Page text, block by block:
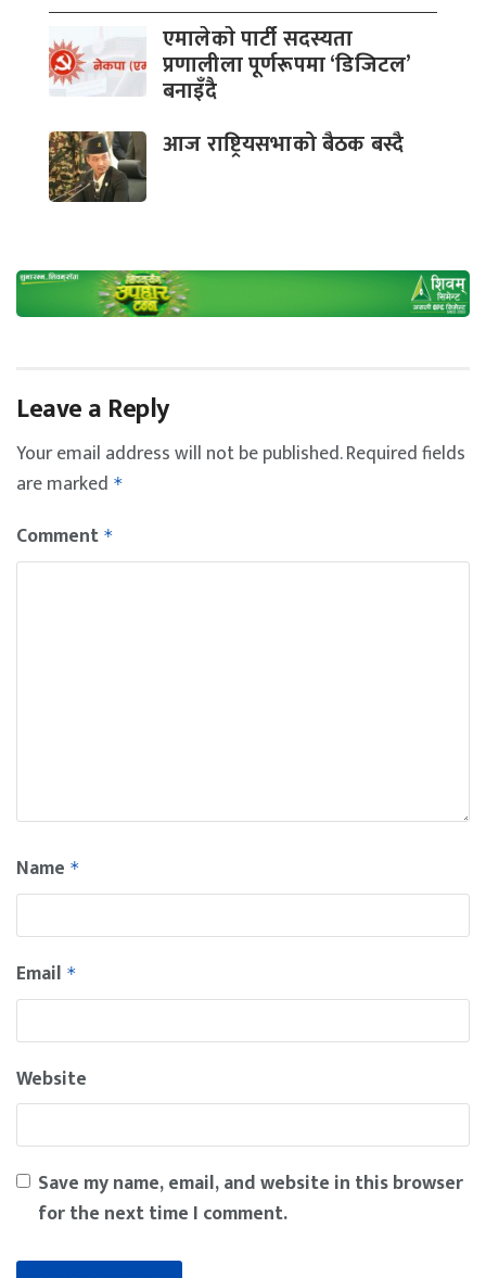
एमालेकाे पार्टी सदस्यता
प्रणालीला पूर्णरूपमा ‘डिजिटल’
बनाइँदै
आज राष्ट्रियसभाको बैठक बस्दै
Leave a Reply
Your email address will not be published.Required fields
are marked *
Comment *
Name *
Email *
Website
Save my name, email, and website in this browser
for the next time I comment.